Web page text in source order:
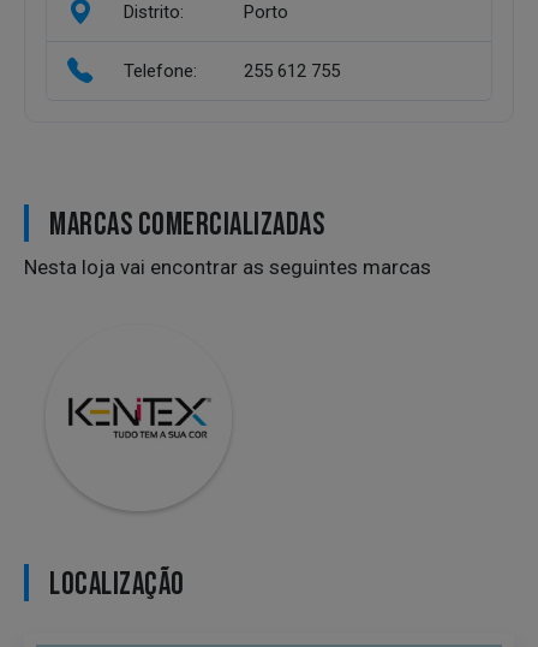
Distrito: Porto
Telefone: 255 612 755
MARCAS COMERCIALIZADAS
Nesta loja vai encontrar as seguintes marcas
LOCALIZAÇÃO